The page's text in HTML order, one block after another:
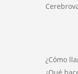
¿Cómo